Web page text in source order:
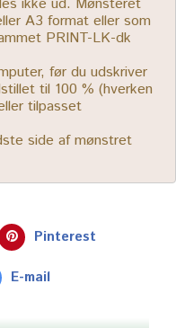
A3 format eller som
PRINT-LK-dk
før du udskriver
til 100 % (hverken
tilpasset
side af mønstret
Pinterest
E-mail